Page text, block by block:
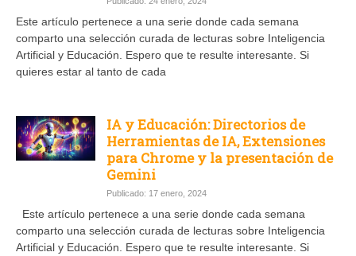
Este artículo pertenece a una serie donde cada semana
comparto una selección curada de lecturas sobre Inteligencia
Artificial y Educación. Espero que te resulte interesante. Si
quieres estar al tanto de cada
IA y Educación: Directorios de
Herramientas de IA, Extensiones
para Chrome y la presentación de
Gemini
Publicado: 17 enero, 2024
Este artículo pertenece a una serie donde cada semana
comparto una selección curada de lecturas sobre Inteligencia
Artificial y Educación. Espero que te resulte interesante. Si